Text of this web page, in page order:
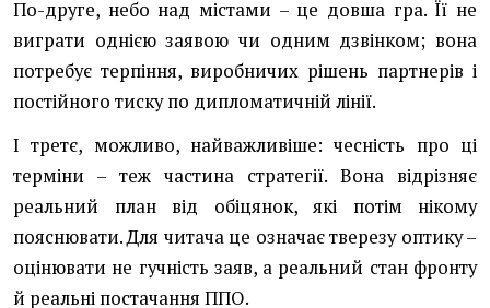
По-друге, небо над містами – це довша гра. Її не
виграти однією заявою чи одним дзвінком; вона
потребує терпіння, виробничих рішень партнерів і
постійного тиску по дипломатичній лінії.
І третє, можливо, найважливіше: чесність про ці
терміни – теж частина стратегії. Вона відрізняє
реальний план від обіцянок, які потім нікому
пояснювати. Для читача це означає тверезу оптику –
оцінювати не гучність заяв, а реальний стан фронту
й реальні постачання ППО.